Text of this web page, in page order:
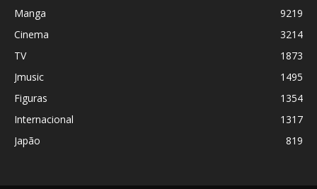
Manga
9219
Cinema
3214
TV
1873
Jmusic
1495
Figuras
1354
Internacional
1317
Japão
819